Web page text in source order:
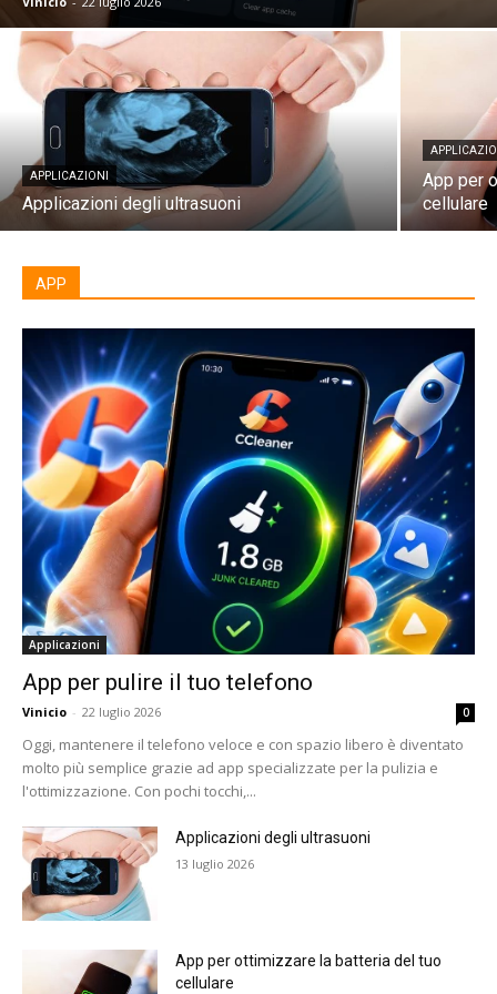
APPLICAZIONI
Applicazioni degli ultrasuoni
App per
cellulare
APP
Applicazioni
App per pulire il tuo telefono
Vinicio - 22 luglio 2026 0
Oggi, mantenere il telefono veloce e con spazio libero è diventato
molto più semplice grazie ad app specializzate per la pulizia e
l'ottimizzazione. Con pochi tocchi,...
Applicazioni degli ultrasuoni
13 luglio 2026
App per ottimizzare la batteria del tuo
cellulare